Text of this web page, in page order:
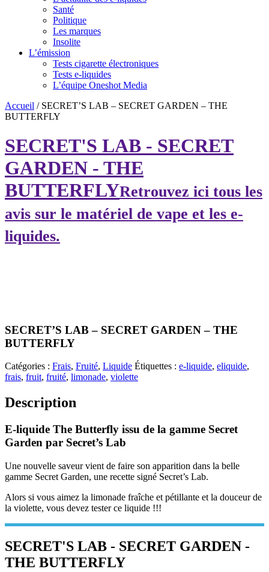
Santé
Politique
Les marques
Insolite
L’émission
Tests cigarette électroniques
Tests e-liquides
L’équipe Oneshot Media
Accueil / SECRET’S LAB – SECRET GARDEN – THE
BUTTERFLY
SECRET'S LAB - SECRET
GARDEN - THE
BUTTERFLYRetrouvez ici tous les
avis sur le matériel de vape et les e-
liquides.
SECRET’S LAB – SECRET GARDEN – THE
BUTTERFLY
Catégories : Frais, Fruité, Liquide Étiquettes : e-liquide, eliquide,
frais, fruit, fruité, limonade, violette
Description
E-liquide The Butterfly issu de la gamme Secret
Garden par Secret’s Lab
Une nouvelle saveur vient de faire son apparition dans la belle
gamme Secret Garden, une recette signé Secret’s Lab.
Alors si vous aimez la limonade fraîche et pétillante et la douceur de
la violette, vous devez tester ce liquide !!!
SECRET'S LAB - SECRET GARDEN -
THE BUTTERFLY